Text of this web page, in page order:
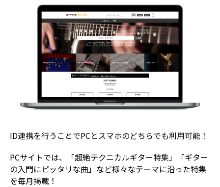
ID連携を行うことでPCとスマホのどちらでも利用可能！
PCサイトでは、「超絶テクニカルギター特集」「ギター
の入門にピッタリな曲」など様々なテーマに沿った特集
を毎月掲載！